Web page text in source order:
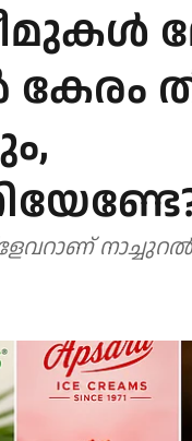
കേരം